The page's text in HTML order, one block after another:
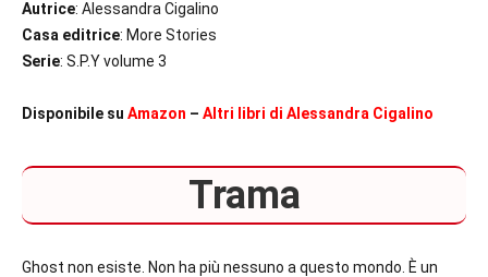
Autrice: Alessandra Cigalino
Casa editrice: More Stories
Serie: S.P.Y volume 3
Disponibile su Amazon – Altri libri di Alessandra Cigalino
Trama
Ghost non esiste. Non ha più nessuno a questo mondo. È un